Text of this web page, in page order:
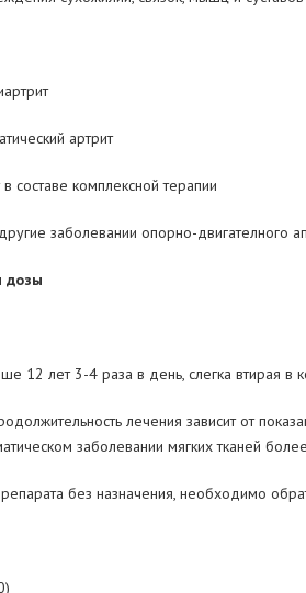
артрит
составе комплексной терапии
заболевании опорно-
дозы
12 лет3-4 раза в день, слегка втирая в
лечения зависит от
заболевании мягких тканей
без назначения, необходимо